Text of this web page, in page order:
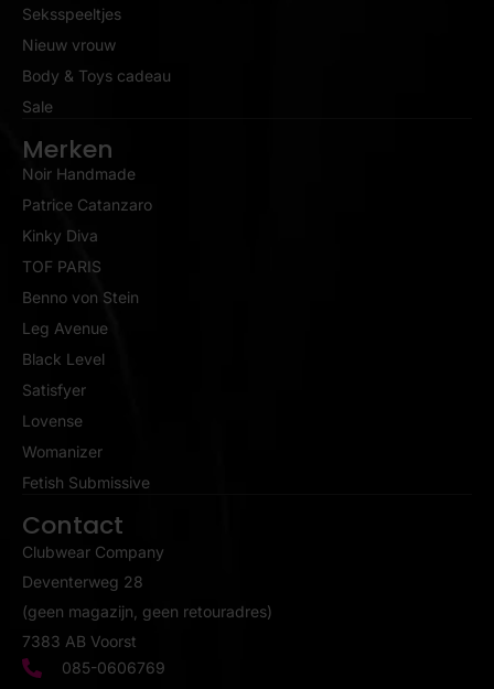
Seksspeeltjes
Nieuw vrouw
Body & Toys cadeau
Sale
Merken
Noir Handmade
Patrice Catanzaro
Kinky Diva
TOF PARIS
Benno von Stein
Leg Avenue
Black Level
Satisfyer
Lovense
Womanizer
Fetish Submissive
Contact
Clubwear Company
Deventerweg 28
(geen magazijn, geen retouradres)
7383 AB Voorst
085-0606769